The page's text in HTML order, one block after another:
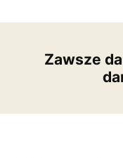
Zawsze